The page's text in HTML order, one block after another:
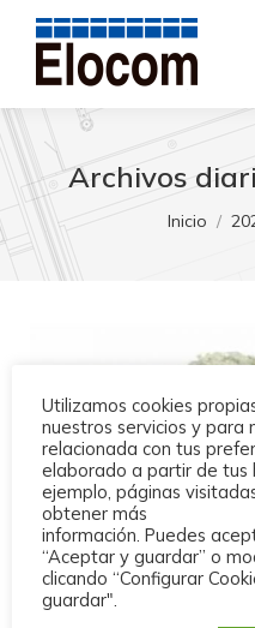
Archivos
Estás
Inicio
Nueva línea
paletizador y
Utilizamos cookies
nuestros servicios y para
relacionada con tus
elaborado a partir de tus
ejemplo, páginas
obtener más
información. Puedes
“Aceptar y guardar” o
clicando “Configurar
guardar".